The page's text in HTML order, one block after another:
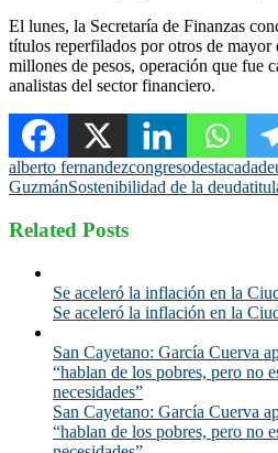
El lunes, la Secretaría de Finanzas
títulos reperfilados por otros de
millones de pesos, operación que fue
analistas del sector financiero.
alberto fernandezcongresodestacada
GuzmánSostenibilidad de la deuda
Related Posts
Se aceleró la inflación en la
Se aceleró la inflación en la
San Cayetano: García Cuerva
“hablan de los pobres, pero no
necesidades”
San Cayetano: García Cuerva
“hablan de los pobres, pero no